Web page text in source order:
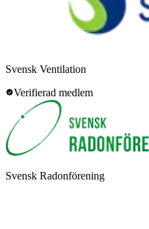
Svensk Ventilation
Verifierad medlem
Svensk Radonförening